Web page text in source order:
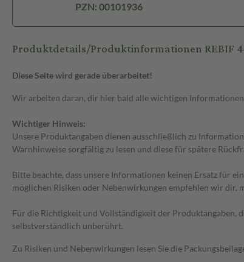
PZN: 00101936
Produktdetails/Produktinformationen REBIF
Diese Seite wird gerade überarbeitet!
Wir arbeiten daran, dir hier bald alle wichtigen
Wichtiger Hinweis:
Unsere Produktangaben dienen ausschließlich zu
Warnhinweise sorgfältig zu lesen und diese für spätere
Bitte beachte, dass unsere Informationen keinen Ersatz für
möglichen Risiken oder Nebenwirkungen empfehlen wir dir,
Für die Richtigkeit und Vollständigkeit der Produktangaben,
selbstverständlich unberührt.
Zu Risiken und Nebenwirkungen lesen Sie die